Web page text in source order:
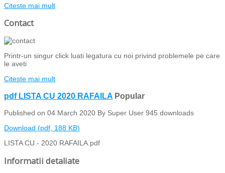
Citeste mai mult
Contact
Printr-un singur click luati legatura cu noi privind problemele pe care
le aveti
Citeste mai mult
pdf LISTA CU 2020 RAFAILA Popular
Published on 04 March 2020 By Super User 945 downloads
Download (pdf, 188 KB)
LISTA CU - 2020 RAFAILA.pdf
Informatii detaliate